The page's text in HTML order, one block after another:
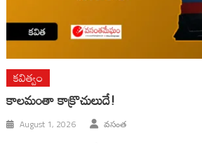
కవిత్వం
కాలమంతా కాక్రొచులుదే!
August 1, 2026 వసంత